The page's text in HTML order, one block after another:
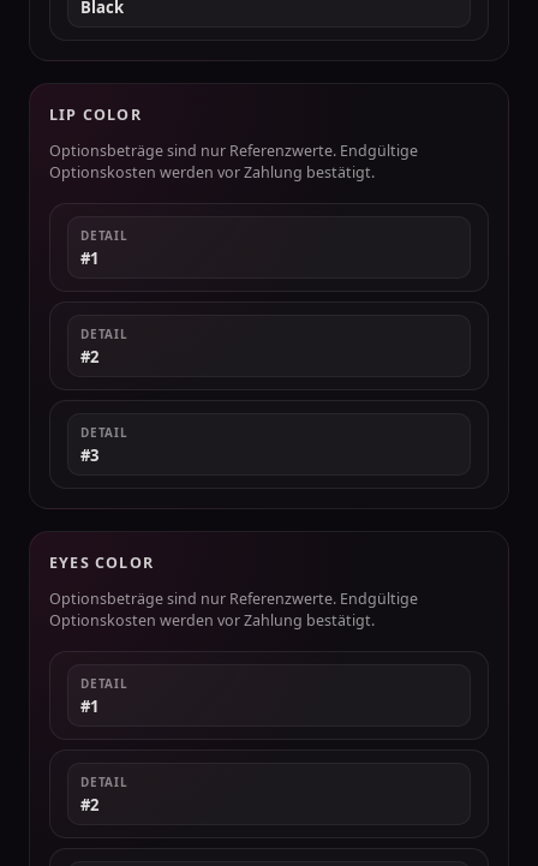
Black
LIP COLOR
Optionsbeträge sind nur Referenzwerte. Endgültige
Optionskosten werden vor Zahlung bestätigt.
DETAIL
#1
DETAIL
#2
DETAIL
#3
EYES COLOR
Optionsbeträge sind nur Referenzwerte. Endgültige
Optionskosten werden vor Zahlung bestätigt.
DETAIL
#1
DETAIL
#2